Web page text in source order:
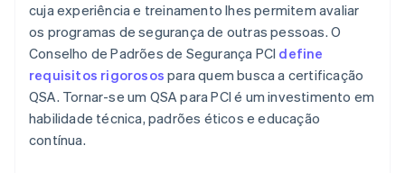
cuja experiência e treinamento lhes permitem avaliar
os programas de segurança de outras pessoas. O
Conselho de Padrões de Segurança PCI define
requisitos rigorosos para quem busca a certificação
QSA. Tornar-se um QSA para PCI é um investimento em
habilidade técnica, padrões éticos e educação
contínua.